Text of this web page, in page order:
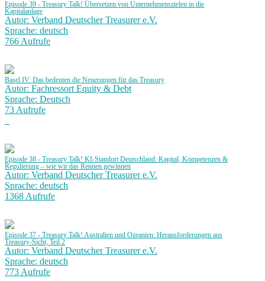
Episode 39 - Treasury Talk! Übersetzen von Unternehmenszielen in die
Kapitalanlage
Autor: Verband Deutscher Treasurer e.V.
Sprache: deutsch
766 Aufrufe
Basel IV: Das bedeuten die Neuerungen für das Treasury
Autor: Fachressort Equity & Debt
Sprache: Deutsch
73 Aufrufe
Episode 38 - Treasury Talk! KI-Standort Deutschland: Kapital, Kompetenzen &
Regulierung – wie wir das Rennen gewinnen
Autor: Verband Deutscher Treasurer e.V.
Sprache: deutsch
1368 Aufrufe
Episode 37 - Treasury Talk! Australien und Ozeanien: Herausforderungen aus
Treasury-Sicht, Teil 2
Autor: Verband Deutscher Treasurer e.V.
Sprache: deutsch
773 Aufrufe